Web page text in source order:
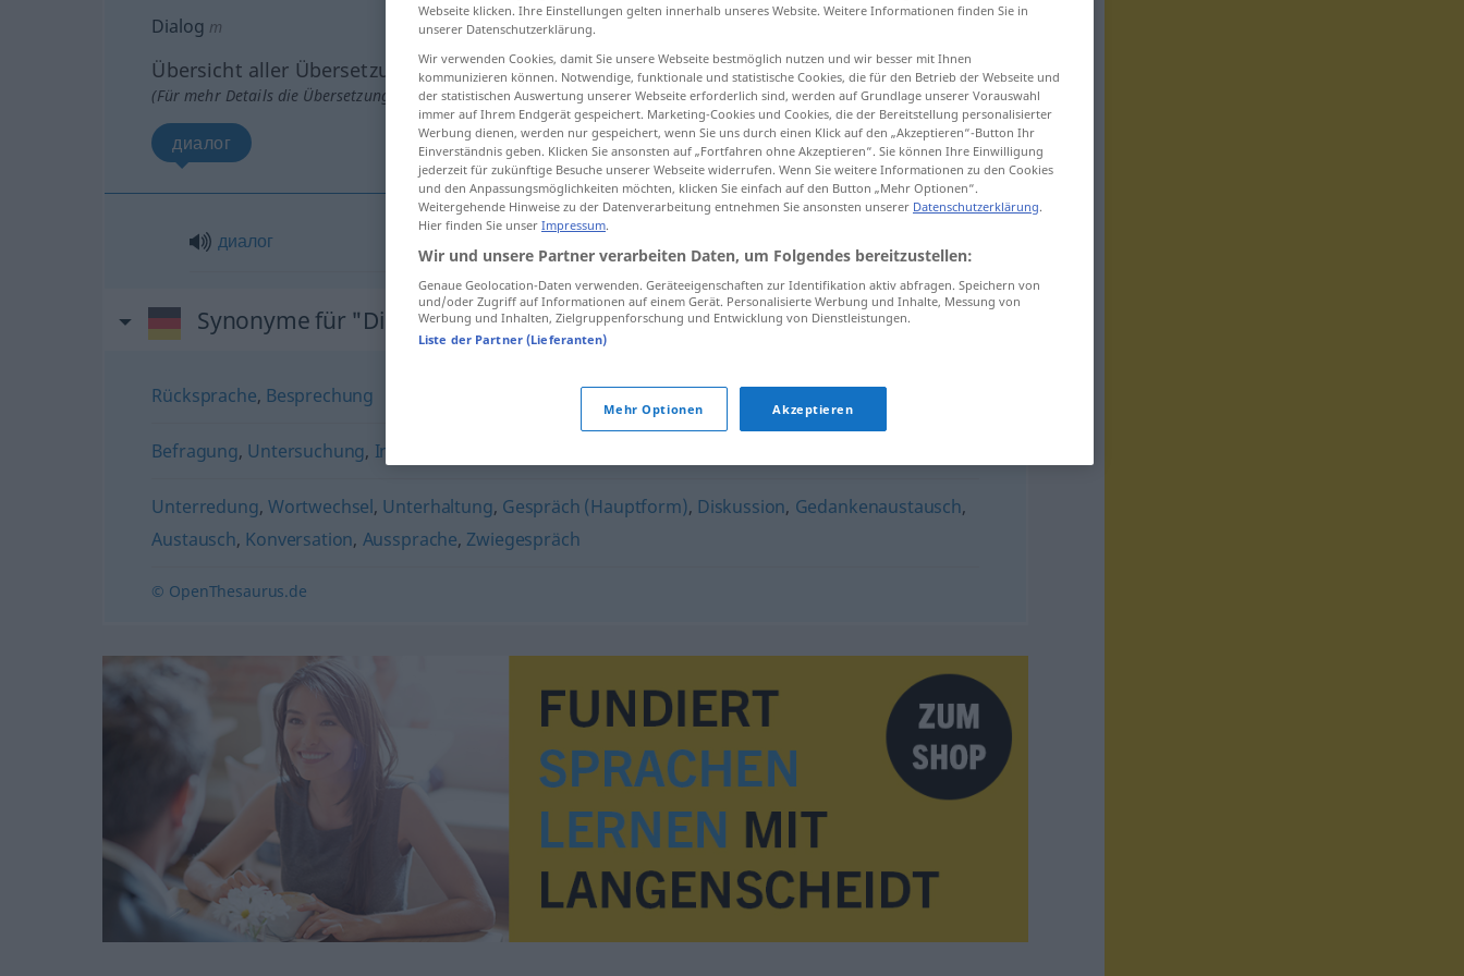
Dialog m
Übersicht aller Übersetzungen
(Für mehr Details die Übersetzung anklicken/antippen)
диалог
диалог
Synonyme für "Dialog"
Rücksprache, Besprechung
Befragung, Untersuchung, Interview
Unterredung, Wortwechsel, Unterhaltung, Gespräch (Hauptform), Diskussion, Gedankenaustausch,
Austausch, Konversation, Aussprache, Zwiegespräch
© OpenThesaurus.de
Webseite klicken. Ihre Einstellungen gelten innerhalb unseres Website. Weitere Informationen finden Sie in
unserer Datenschutzerklärung.
Wir verwenden Cookies, damit Sie unsere Webseite bestmöglich nutzen und wir besser mit Ihnen
kommunizieren können. Notwendige, funktionale und statistische Cookies, die für den Betrieb der Webseite und
der statistischen Auswertung unserer Webseite erforderlich sind, werden auf Grundlage unserer Vorauswahl
immer auf Ihrem Endgerät gespeichert. Marketing-Cookies und Cookies, die der Bereitstellung personalisierter
Werbung dienen, werden nur gespeichert, wenn Sie uns durch einen Klick auf den „Akzeptieren“-Button Ihr
Einverständnis geben. Klicken Sie ansonsten auf „Fortfahren ohne Akzeptieren“. Sie können Ihre Einwilligung
jederzeit für zukünftige Besuche unserer Webseite widerrufen. Wenn Sie weitere Informationen zu den Cookies
und den Anpassungsmöglichkeiten möchten, klicken Sie einfach auf den Button „Mehr Optionen“.
Weitergehende Hinweise zu der Datenverarbeitung entnehmen Sie ansonsten unserer Datenschutzerklärung.
Hier finden Sie unser Impressum.
Wir und unsere Partner verarbeiten Daten, um Folgendes bereitzustellen:
Genaue Geolocation-Daten verwenden. Geräteeigenschaften zur Identifikation aktiv abfragen. Speichern von
und/oder Zugriff auf Informationen auf einem Gerät. Personalisierte Werbung und Inhalte, Messung von
Werbung und Inhalten, Zielgruppenforschung und Entwicklung von Dienstleistungen.
Liste der Partner (Lieferanten)
Mehr Optionen Akzeptieren